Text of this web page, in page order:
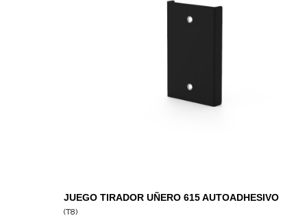
JUEGO TIRADOR UÑERO 615 AUTOADHESIVO
LACADO
(T8)